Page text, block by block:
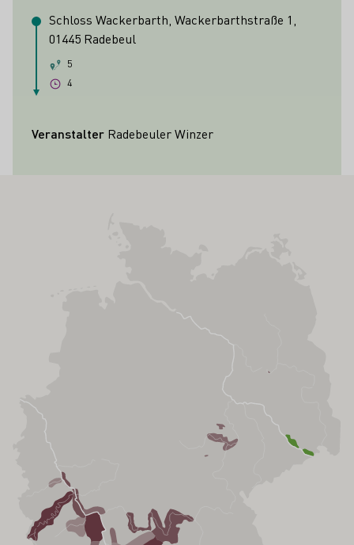
Schloss Wackerbarth, Wackerbarthstraße 1,
01445 Radebeul
5
4
Veranstalter Radebeuler Winzer